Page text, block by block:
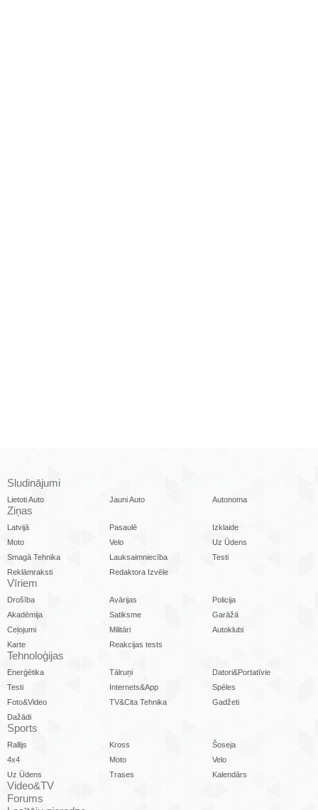
Sludinājumi
Lietoti Auto Jauni Auto Autonoma
Ziņas
Latvijā Pasaulē
Izklaide
Moto
Velo
Uz Ūdens
Smagā Tehnika
Lauksaimniecība
Testi
Reklāmraksti
Redaktora Izvēle
Vīriem
Drošība Avārijas
Policija
Akadēmija
Satiksme
Garāžā
Ceļojumi
Militāri
Autoklubi
Karte
Reakcijas tests
Tehnoloģijas
Enerģētika Tālruņi
Datori&Portatīvie
Testi
Internets&App
Spēles
Foto&Video
TV&Cita Tehnika
Gadžeti
Dažādi
Sports
Rallijs Kross
Šoseja
4x4
Moto
Velo
Uz Ūdens
Trases Kalendārs
Video&TV
Forums